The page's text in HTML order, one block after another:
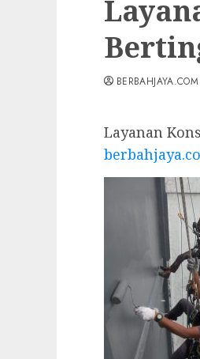
BERBAHJAYA.COM
Layanan